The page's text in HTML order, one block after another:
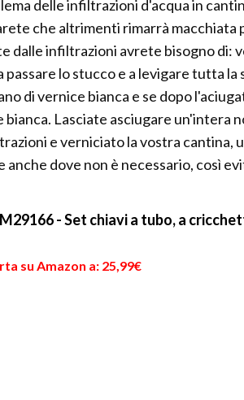
delle infiltrazioni d'acqua in
che altrimenti rimarrà macchiata
dalle infiltrazioni avrete bisogno di:
passare lo stucco e a levigare tutta
di vernice bianca e se dopo
bianca. Lasciate asciugare un'intera
e verniciato la vostra cantina,
anche dove non è necessario, così
- Set chiavi a tubo, a
su Amazon a: 25,99€